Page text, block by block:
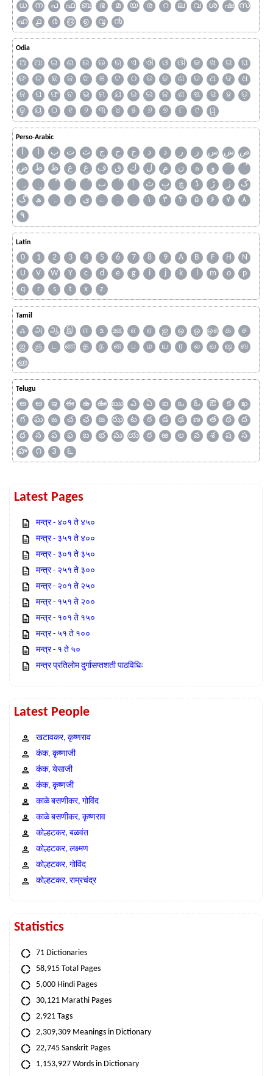
ധ
ന പ ഫ ബ ഭ മ യ ര റ ല വ ശ ഷ
സ
ഹ
൧ ൪ ൫ ൭ ൮ ൯
Odia
ଅ ଆ ଇ ଈ ଉ ଊ ଋ ଏ ଐ ଓ ଔ କ ଖ ଗ
ଘ
ଙ
ଚ ଛ ଜ ଝ ଞ ଟ ଠ ଡ ଢ ଣ ତ ଥ ଦ
ଧ
ନ
ପ ଫ ବ ଭ ମ ଯ ର ଲ ଳ ଶ ଷ ସ ହ
ଡ଼
ଢ଼
ୟ ୦ ୧ ୨ ୩ ୪ ୫ ୬ ୭ ୮ ୯ ୱ
Perso-Arabic
آ ا ب ت ث ج ح خ د ذ ر ز س ش ص
ض
ط ظ ع غ ف ق ك ل م ن ه
و
ٮ
ٲ ٹ پ چ ڈ ڑ ژ
ک
گ
ھ ہ ۄ ی ے ۔ ۱ ۳ ۴ ۵ ۶ ۷
۸
۹
Latin
0 1 2 3 4 5 6 7 8 9 A B F H
N
U
V W Y c d e g i j k l m o
p
q
r s t x z
Tamil
ஃ அ ஆ இ ஈ உ ஊ எ ஏ ஐ ஒ ஓ ஔ க
ச
ஜ
ஞ ட ண த ந ன ப ம ய ர ல வ ஷ
ஸ
ஹ
Telugu
అ ఆ ఇ ఈ ఉ ఊ ఋ ఎ ఏ ఐ ఒ ఓ ఔ క
ఖ
గ
ఘ ఙ చ ఛ జ ఝ ట ఠ డ ఢ ణ త థ
ద
ధ
న ప ఫ బ భ మ య ర ఱ ల వ శ ష
స
హ
౧ ౩ ౬
Latest Pages
मन्त्र - ४०१ ते ४५०
मन्त्र - ३५१ ते ४००
मन्त्र - ३०१ ते ३५०
मन्त्र - २५१ ते ३००
मन्त्र - २०१ ते २५०
मन्त्र - १५१ ते २००
मन्त्र - १०१ ते १५०
मन्त्र - ५१ ते १००
मन्त्र - १ ते ५०
मन्त्र प्रतिलोम दुर्गासप्तशती पाठविधिः
Latest People
खटावकर, कृष्णराव
कंक, कृष्णाजी
कंक, येसाजी
कंक, कृष्णजी
काळे बसणीकर, गोविंद
काळे बसणीकर, कृष्णराव
कोल्हटकर, बळवंत
कोल्हटकर, लक्ष्मण
कोल्हटकर, गोविंद
कोल्हटकर, राम्रचंद्र
Statistics
71 Dictionaries
58,915 Total Pages
5,000 Hindi Pages
30,121 Marathi Pages
2,921 Tags
2,309,309 Meanings in Dictionary
22,745 Sanskrit Pages
1,153,927 Words in Dictionary